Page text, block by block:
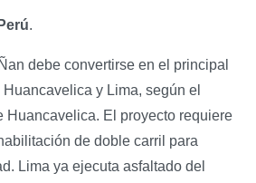
.
debe convertirse en el principal
y Lima, según el
Huancavelica. El proyecto requiere
de doble carril para
Lima ya ejecuta asfaltado del